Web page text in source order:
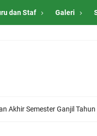
dan Staf Galeri
Akhir Semester Ganjil